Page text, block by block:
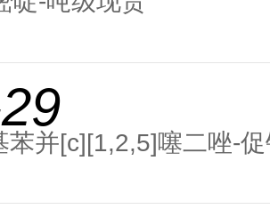
并[c][1,2,5]噻二唑-